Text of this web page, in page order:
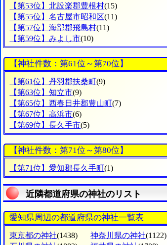
【第53位】北設楽郡豊根村(15)
【第55位】名古屋市昭和区(11)
【第57位】海部郡飛島村(11)
【第59位】みよし市(10)
【神社件数：第61位～第70位】
【第61位】丹羽郡扶桑町(9)
【第63位】知立市(9)
【第65位】西春日井郡豊山町(7)
【第67位】高浜市(6)
【第69位】長久手市(5)
【神社件数：第71位～第80位】
【第71位】愛知郡長久手町(1)
近隣都道府県の神社のリスト
愛知県周辺の都道府県の神社一覧表
東京都の神社(1438) 神奈川県の神社(1122)